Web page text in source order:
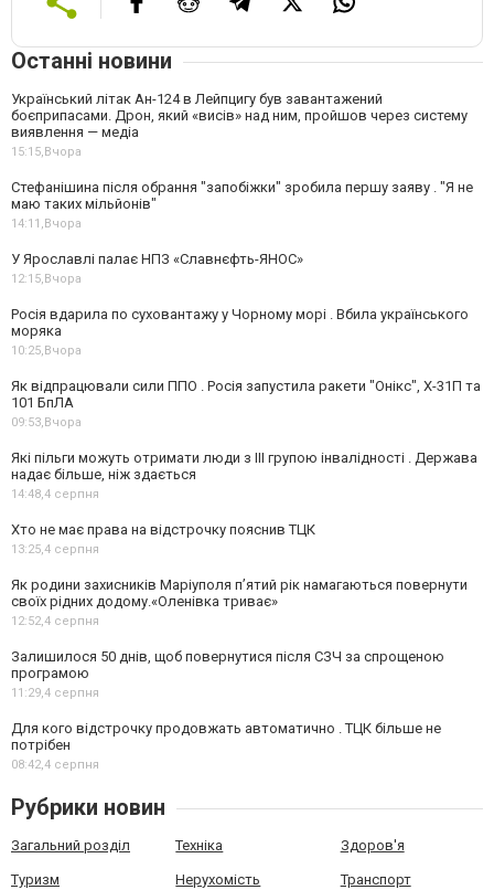
Останні новини
Український літак Ан-124 в Лейпцигу був завантажений
боєприпасами. Дрон, який «висів» над ним, пройшов через систему
виявлення — медіа
15:15, Вчора
Стефанішина після обрання "запобіжки" зробила першу заяву . "Я не
маю таких мільйонів"
14:11, Вчора
У Ярославлі палає НПЗ «Славнєфть-ЯНОС»
12:15, Вчора
Росія вдарила по суховантажу у Чорному морі . Вбила українського
моряка
10:25, Вчора
Як відпрацювали сили ППО . Росія запустила ракети "Онікс", Х-31П та
101 БпЛА
09:53, Вчора
Які пільги можуть отримати люди з III групою інвалідності . Держава
надає більше, ніж здається
14:48,4 серпня
Хто не має права на відстрочку пояснив ТЦК
13:25,4 серпня
Як родини захисників Маріуполя пʼятий рік намагаються повернути
своїх рідних додому.«Оленівка триває»
12:52,4 серпня
Залишилося 50 днів, щоб повернутися після СЗЧ за спрощеною
програмою
11:29,4 серпня
Для кого відстрочку продовжать автоматично . ТЦК більше не
потрібен
08:42,4 серпня
Рубрики новин
Загальний розділ Техніка Здоров'я
Туризм Нерухомість Транспорт